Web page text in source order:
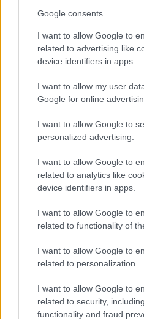
Google consents
I want to allow Google to
related to advertising like
device identifiers in apps.
I want to allow my user
Google for online
I want to allow Google to
personalized advertising.
I want to allow Google to
related to analytics like
device identifiers in apps.
I want to allow Google to
related to functionality of
I want to allow Google to
related to personalization.
I want to allow Google to
related to security,
functionality and fraud
Παρασκευή 21/8